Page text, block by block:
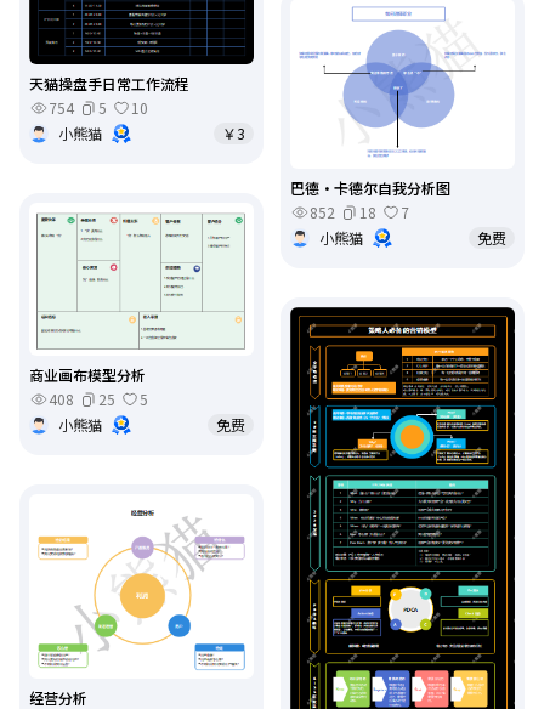
天猫操盘手日常工作流程
754
5
10
小熊猫
￥3
巴德·卡德尔自我分析图
852
18
7
小熊猫
免费
商业画布模型分析
408
25
5
小熊猫
免费
经营分析